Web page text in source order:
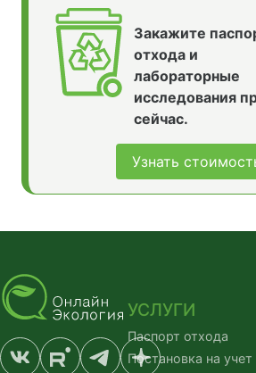
Закажите
отхода и
лабораторные
исследования
сейчас.
Узнать
УСЛУГИ
Паспорт отхода
Постановка на учет